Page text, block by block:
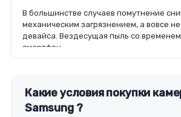
В большинстве случаев помутнение
механическим загрязнением, а вовсе
девайса. Вездесущая пыль со
смартфон.
Какие условия покупки
Samsung ?